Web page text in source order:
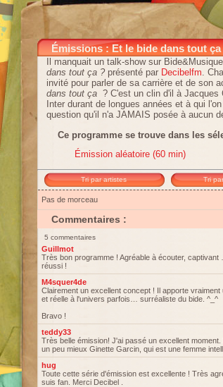
Émissions : Et le bide dans tout ça
Il manquait un talk-show sur
dans tout ça ? présenté par Decibelfm.
invité pour parler de sa carrière et de son
dans tout ça ? C'est un clin d'il à
Inter durant de longues années et à qui
question qu'il n'a JAMAIS posée à aucun
Ce programme se trouve dans les
Émission aléatoire (60 min)
Tri par artistes Tri
Pas de morceau
Commentaires :
5 commentaires
Guillmot
Très bon programme ! Agréable à écouter,
réussi !
M4squer4de
Clairement un excellent concept ! Il apporte
et réelle à l'univers parfois… surréaliste du bide. ^_^
Bravo !
teddy33
Très belle émission! J'ai passé un excellent
un peu mieux Ginette Garcin, qui est une femme
hug
Toute cette série d'émission est excellente ! Très
suis fan. Merci Decibel .